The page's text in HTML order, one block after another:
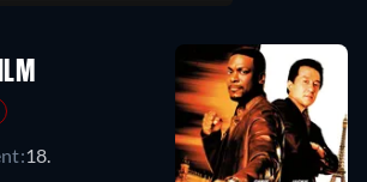
18.